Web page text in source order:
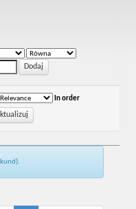
In order